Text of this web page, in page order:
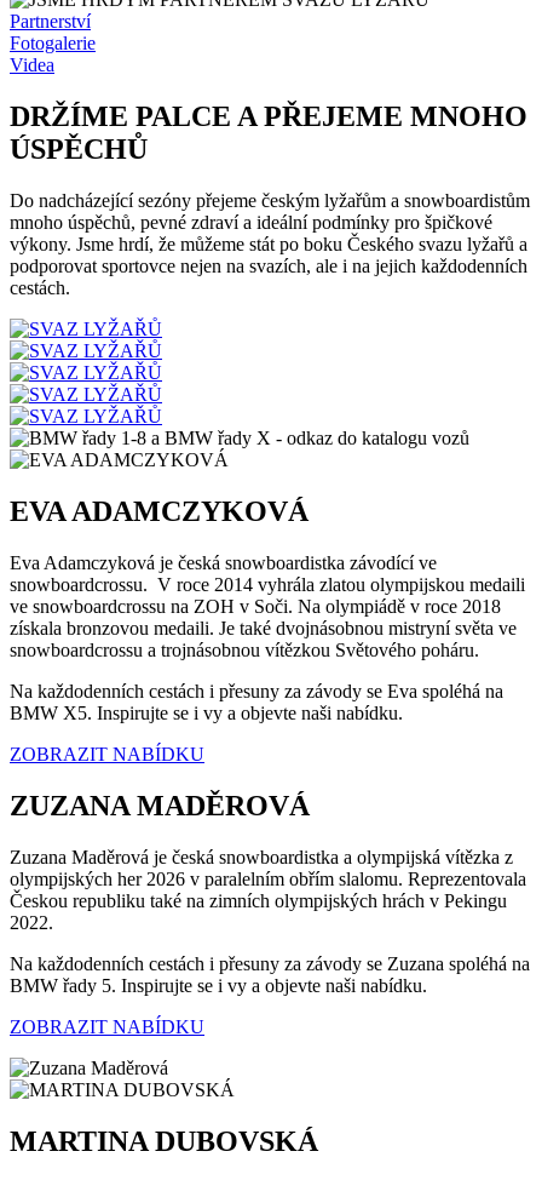
Partnerství
Fotogalerie
Videa
DRŽÍME PALCE A PŘEJEME MNOHO
ÚSPĚCHŮ
Do nadcházející sezóny přejeme českým lyžařům a snowboardistům
mnoho úspěchů, pevné zdraví a ideální podmínky pro špičkové
výkony. Jsme hrdí, že můžeme stát po boku Českého svazu lyžařů a
podporovat sportovce nejen na svazích, ale i na jejich každodenních
cestách.
EVA ADAMCZYKOVÁ
Eva Adamczyková je česká snowboardistka závodící ve
snowboardcrossu. V roce 2014 vyhrála zlatou olympijskou medaili
ve snowboardcrossu na ZOH v Soči. Na olympiádě v roce 2018
získala bronzovou medaili. Je také dvojnásobnou mistryní světa ve
snowboardcrossu a trojnásobnou vítězkou Světového poháru.
Na každodenních cestách i přesuny za závody se Eva spoléhá na
BMW X5. Inspirujte se i vy a objevte naši nabídku.
ZOBRAZIT NABÍDKU
ZUZANA MADĚROVÁ
Zuzana Maděrová je česká snowboardistka a olympijská vítězka z
olympijských her 2026 v paralelním obřím slalomu. Reprezentovala
Českou republiku také na zimních olympijských hrách v Pekingu
2022.
Na každodenních cestách i přesuny za závody se Zuzana spoléhá na
BMW řady 5. Inspirujte se i vy a objevte naši nabídku.
ZOBRAZIT NABÍDKU
MARTINA DUBOVSKÁ